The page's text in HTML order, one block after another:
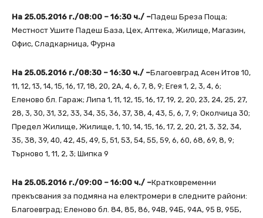
На 25.05.2016 г./08:00 – 16:30 ч./ –Падеш Бреза Поща;
Местност Ушите Падеш База, Цех, Аптека, Жилище, Магазин,
Офис, Сладкарница, Фурна
На 25.05.2016 г./08:30 – 16:30 ч./ –Благоевград Асен Итов 10,
11, 12, 13, 14, 15, 16, 17, 18, 20, 2А, 4, 6, 7, 8, 9; Егея 1, 2, 3, 4, 6;
Еленово бл. Гараж; Липа 1, 11, 12, 15, 16, 17, 19, 2, 20, 23, 24, 25, 27,
28, 3, 30, 31, 32, 33, 34, 35, 36, 37, 38, 4, 43, 5, 6, 7, 9; Околчица 30;
Предел Жилище, Жилище, 1, 10, 14, 15, 16, 17, 2, 20, 21, 3, 32, 34,
35, 38, 39, 40, 42, 45, 49, 5, 51, 53, 54, 55, 59, 6, 60, 68, 69, 8, 9;
Търново 1, 11, 2, 3; Шипка 9
На 25.05.2016 г./09:00 – 16:00 ч./ –Кратковременни
прекъсвания за подмяна на електромери в следните райони:
Благоевград; Еленово бл. 84, 85, 86, 94В, 94Б, 94А, 95 В, 95Б,